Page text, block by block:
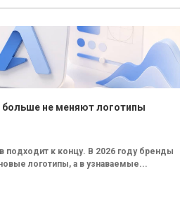
не меняют логотипы
подходит к концу. В 2026 году бренды
логотипы, а в узнаваемые...